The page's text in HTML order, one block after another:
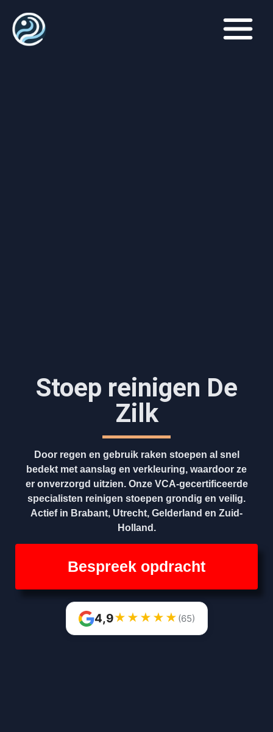
Stoep reinigen De
Zilk
Door regen en gebruik raken stoepen al snel
bedekt met aanslag en verkleuring, waardoor ze
er onverzorgd uitzien. Onze VCA-gecertificeerde
specialisten reinigen stoepen grondig en veilig.
Actief in Brabant, Utrecht, Gelderland en Zuid-
Holland.
Bespreek opdracht
4,9★ ★ ★ ★ ★ (65)